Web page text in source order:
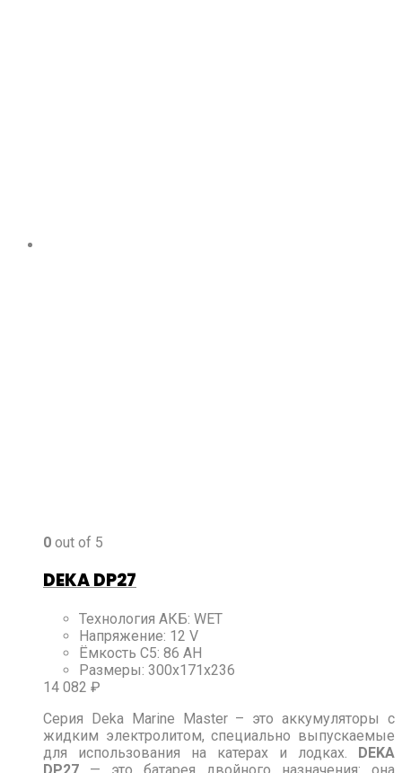
0 out of 5
DEKA DP27
Технология АКБ: WET
Напряжение: 12 V
Ёмкость C5: 86 АН
Размеры: 300х171х236
14 082 ₽
Серия Deka Marine Master – это аккумуляторы с
жидким электролитом, специально выпускаемые
для использования на катерах и лодках. DEKA